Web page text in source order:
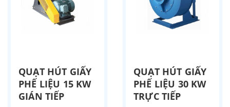
QUẠT HÚT GIẤY
PHẾ LIỆU 15 KW
GIÁN TIẾP
QUẠT HÚT GIẤY
PHẾ LIỆU 30 KW
TRỰC TIẾP